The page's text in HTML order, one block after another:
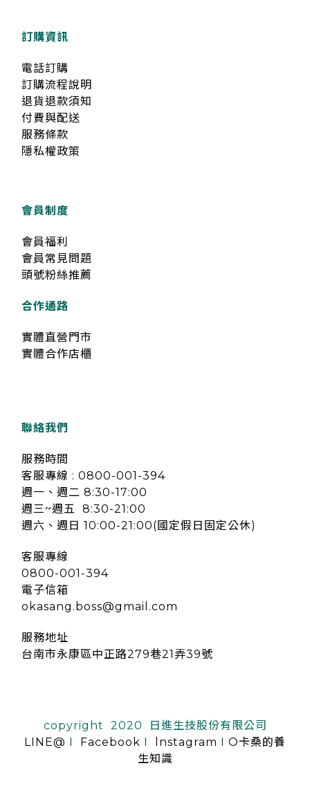
訂購資訊
電話訂購
訂購流程說明
退貨退款須知
付費與配送
服務條款
隱私權政策
會員制度
會員福利
會員常見問題
頭號粉絲推薦
合作通路
實體直營門市
實體合作店櫃
聯絡我們
服務時間
客服專線 : 0800-001-394
週一、週二 8:30-17:00
週三~週五 8:30-21:00
週六、週日 10:00-21:00(國定假日固定公休)
客服專線
0800-001-394
電子信箱
okasang.boss@gmail.com
服務地址
台南市永康區中正路279巷21弄39號
copyright 2020 日進生技股份有限公司
LINE@
Facebook lnstagram
O卡桑的養
生知識